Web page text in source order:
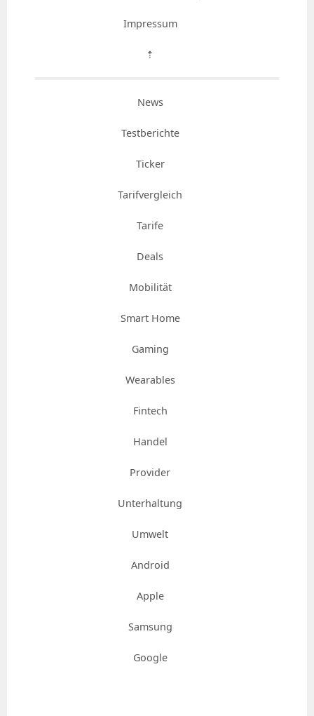
Impressum
⇡
News
Testberichte
Ticker
Tarifvergleich
Tarife
Deals
Mobilität
Smart Home
Gaming
Wearables
Fintech
Handel
Provider
Unterhaltung
Umwelt
Android
Apple
Samsung
Google